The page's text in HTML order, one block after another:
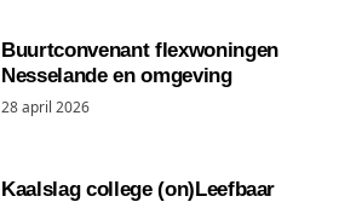
Buurtconvenant flexwoningen
Nesselande en omgeving
28 april 2026
Kaalslag college (on)Leefbaar